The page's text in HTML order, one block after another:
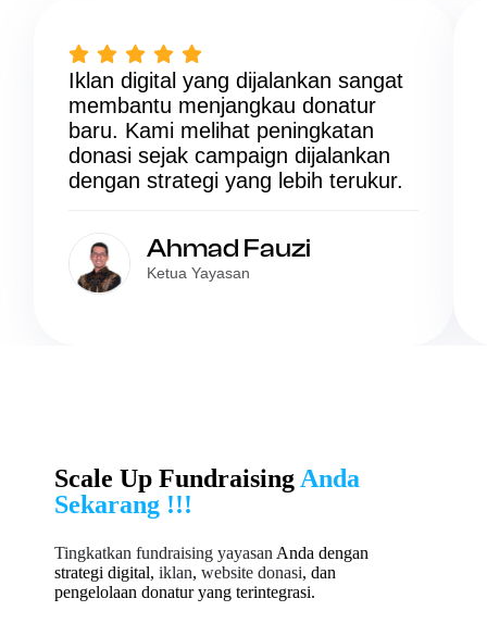
Iklan digital yang dijalankan sangat
membantu menjangkau donatur
baru. Kami melihat peningkatan
donasi sejak campaign dijalankan
dengan strategi yang lebih terukur.
Ahmad Fauzi
Ketua Yayasan
Scale Up FundraisingAnda
Sekarang !!!
Tingkatkan fundraising yayasan Anda dengan
strategi digital, iklan, website donasi, dan
pengelolaan donatur yang terintegrasi.